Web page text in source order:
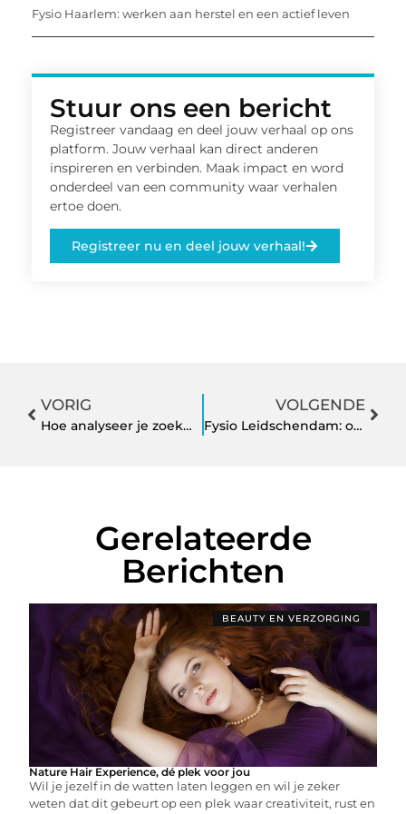
Fysio Haarlem: werken aan herstel en een actief leven
Stuur ons een bericht
Registreer vandaag en deel jouw verhaal op ons
platform. Jouw verhaal kan direct anderen
inspireren en verbinden. Maak impact en word
onderdeel van een community waar verhalen
ertoe doen.
Registreer nu en deel jouw verhaal!
VORIG
Hoe analyseer je zoekwoorden effectief?
VOLGENDE
Fysio Leidschendam: ondersteuning bij pijn, herstel en beweging
Gerelateerde
Berichten
BEAUTY EN VERZORGING
Nature Hair Experience, dé plek voor jou
Wil je jezelf in de watten laten leggen en wil je zeker
weten dat dit gebeurt op een plek waar creativiteit, rust en